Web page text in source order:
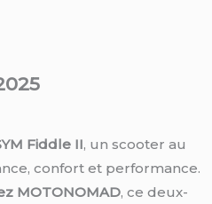
Fiddle II, un scooter au
confort et performance.
MOTONOMAD, ce deux-